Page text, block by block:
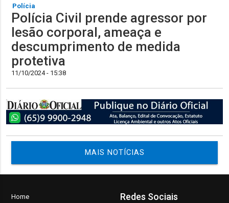
Polícia
Polícia Civil prende agressor por
lesão corporal, ameaça e
descumprimento de medida
protetiva
11/10/2024 - 15:38
MAIS NOTÍCIAS
Home
Redes Sociais